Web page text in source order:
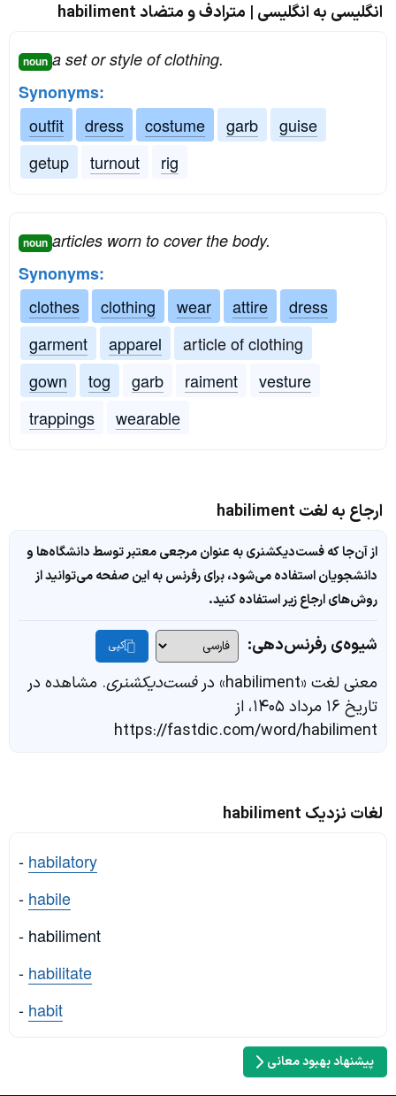
انگلیسی به انگلیسی | مترادف و متضاد habiliment
noun a set or style of clothing.
Synonyms:
outfit
dress costume garb
guise
getup
turnout rig
noun articles worn to cover the body.
Synonyms:
clothes
clothing wear attire
dress
garment
apparel
article of clothing
gown
tog garb raiment
vesture
trappings
wearable
ارجاع به لغت habiliment
از آن‌جا که فست‌دیکشنری به عنوان مرجعی معتبر توسط دانشگاه‌ها و
دانشجویان استفاده می‌شود، برای رفرنس به این صفحه می‌توانید از
روش‌های ارجاع زیر استفاده کنید.
شیوه‌ی رفرنس‌دهی: کپی
معنی لغت «habiliment» در فست‌دیکشنری. مشاهده در
تاریخ ۱۶ مرداد ۱۴۰۵، از
https://fastdic.com/word/habiliment
لغات نزدیک habiliment
- habilatory
- habile
- habiliment
- habilitate
- habit
پیشنهاد بهبود معانی